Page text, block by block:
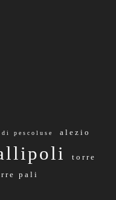
pescoluse alezio
torre
pali